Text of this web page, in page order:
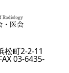
松町2-2-11
03-6435-